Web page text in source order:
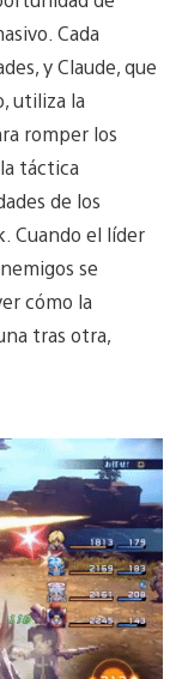
Cada
y Claude, que
utiliza la
romper los
táctica
de los
Cuando el líder
se
cómo la
tras otra,